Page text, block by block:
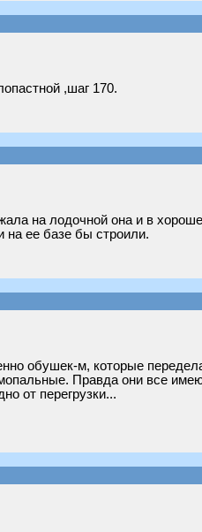
,шаг 170.
на лодочной она и в
ее базе бы строили.
обушек-м, которые
Правда они все
от перегрузки...